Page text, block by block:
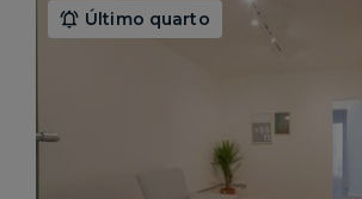
Último quarto